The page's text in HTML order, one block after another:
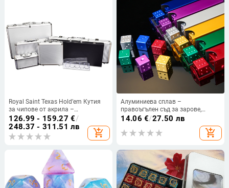
Royal Saint Texas Hold’em Кутия
за чипове от акрила –
персонализирана кутия за
чипове за покер и шах
126.99 - 159.27 €/
248.37 - 311.51 лв
add_shopping_cart
Алуминиева сплав –
правоъгълен съд за зарове,
креативни четиристранни зарове
14.06 €/27.50 лв
add_shopping_cart